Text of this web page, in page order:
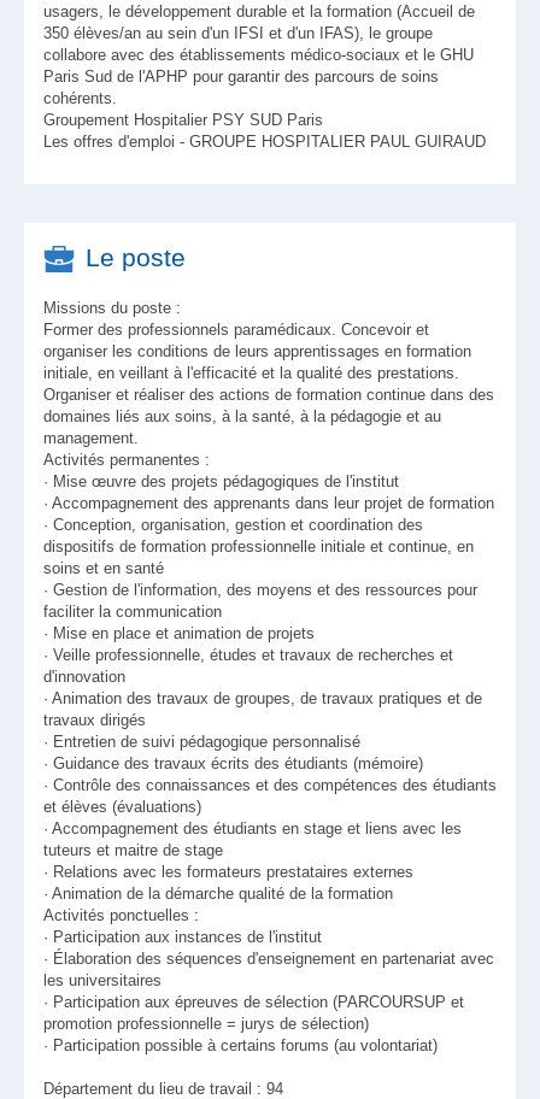
usagers, le développement durable et la formation (Accueil de
350 élèves/an au sein d'un IFSI et d'un IFAS), le groupe
collabore avec des établissements médico-sociaux et le GHU
Paris Sud de l'APHP pour garantir des parcours de soins
cohérents.
Groupement Hospitalier PSY SUD Paris
Les offres d'emploi - GROUPE HOSPITALIER PAUL GUIRAUD
Le poste
Missions du poste :
Former des professionnels paramédicaux. Concevoir et
organiser les conditions de leurs apprentissages en formation
initiale, en veillant à l'efficacité et la qualité des prestations.
Organiser et réaliser des actions de formation continue dans des
domaines liés aux soins, à la santé, à la pédagogie et au
management.
Activités permanentes :
· Mise œuvre des projets pédagogiques de l'institut
· Accompagnement des apprenants dans leur projet de formation
· Conception, organisation, gestion et coordination des
dispositifs de formation professionnelle initiale et continue, en
soins et en santé
· Gestion de l'information, des moyens et des ressources pour
faciliter la communication
· Mise en place et animation de projets
· Veille professionnelle, études et travaux de recherches et
d'innovation
· Animation des travaux de groupes, de travaux pratiques et de
travaux dirigés
· Entretien de suivi pédagogique personnalisé
· Guidance des travaux écrits des étudiants (mémoire)
· Contrôle des connaissances et des compétences des étudiants
et élèves (évaluations)
· Accompagnement des étudiants en stage et liens avec les
tuteurs et maitre de stage
· Relations avec les formateurs prestataires externes
· Animation de la démarche qualité de la formation
Activités ponctuelles :
· Participation aux instances de l'institut
· Élaboration des séquences d'enseignement en partenariat avec
les universitaires
· Participation aux épreuves de sélection (PARCOURSUP et
promotion professionnelle = jurys de sélection)
· Participation possible à certains forums (au volontariat)
Département du lieu de travail : 94